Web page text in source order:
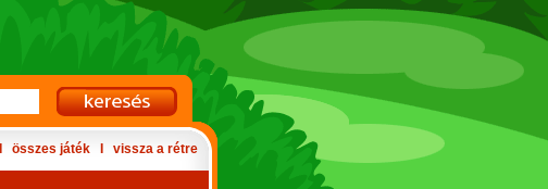
összes játék vissza a rétre